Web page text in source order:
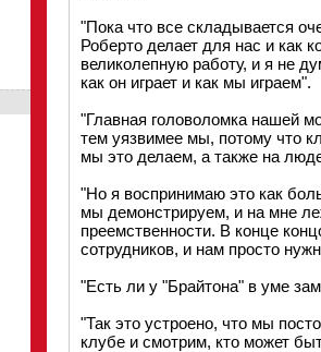
"Пока что все складывается
Роберто делает для нас и как
великолепную работу, и я не
как он играет и как мы играем".
"Главная головоломка нашей
тем уязвимее мы, потому что
мы это делаем, а также на
"Но я воспринимаю это как
мы демонстрируем, и на мне
преемственности. В конце
сотрудников, и нам просто
"Есть ли у "Брайтона" в уме
"Так это устроено, что мы
клубе и смотрим, кто может